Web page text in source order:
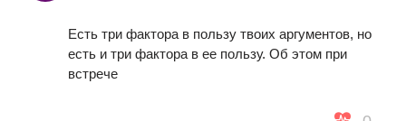
Есть три фактора в пользу твоих аргументов, но
есть и три фактора в ее пользу. Об этом при
встрече